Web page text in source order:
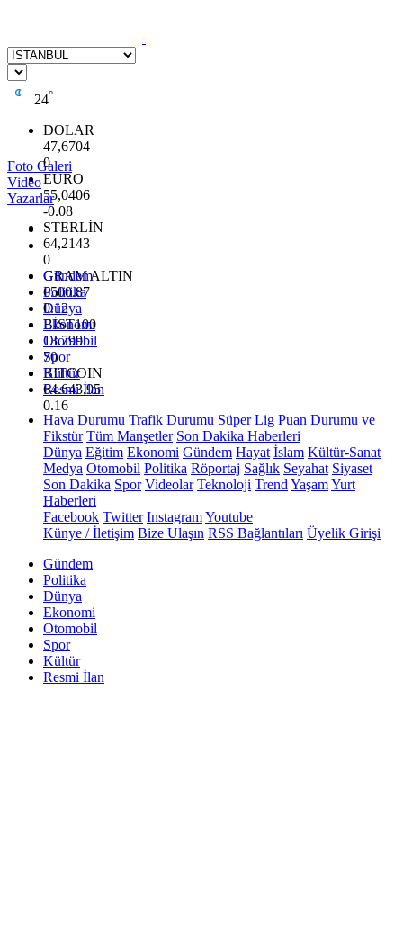
24°
DOLAR
47,6704
0
EURO
55,0406
-0.08
STERLİN
64,2143
0
GRAM ALTIN
6500.87
0.12
BİST100
13.799
70
BITCOIN
64.643,95
0.16
Foto Galeri
Video
Yazarlar
Gündem
Politika
Dünya
Ekonomi
Otomobil
Spor
Kültür
Resmi İlan
Hava Durumu Trafik Durumu Süper Lig Puan Durumu ve
Fikstür Tüm Manşetler Son Dakika Haberleri
Dünya Eğitim Ekonomi Gündem Hayat İslam Kültür-Sanat
Medya Otomobil Politika Röportaj Sağlık Seyahat Siyaset
Son Dakika Spor Videolar Teknoloji Trend YaşamYurt
Haberleri
Facebook Twitter InstagramYoutube
Künye / İletişim Bize Ulaşın RSS Bağlantıları Üyelik Girişi
Gündem
Politika
Dünya
Ekonomi
Otomobil
Spor
Kültür
Resmi İlan